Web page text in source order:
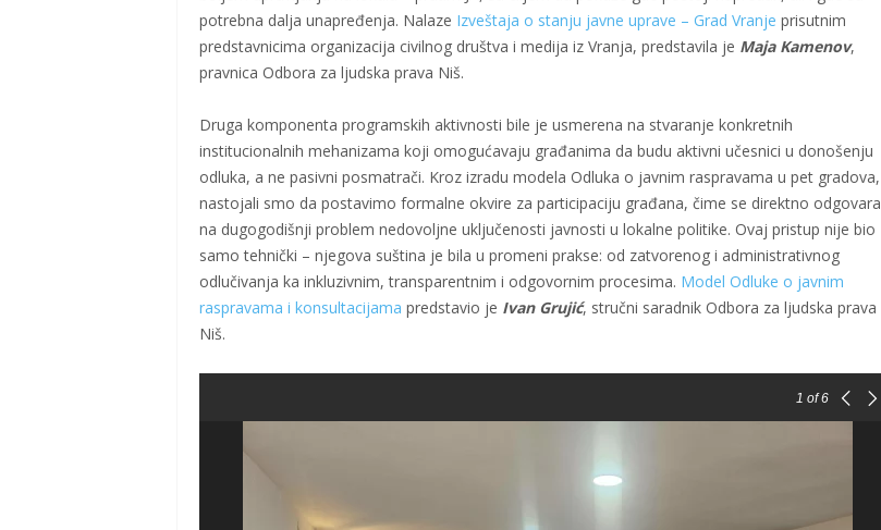
potrebna dalja unapređenja. Nalaze Izveštaja o stanju javne uprave – Grad Vranje prisutnim
predstavnicima organizacija civilnog društva i medija iz Vranja, predstavila je Maja Kamenov,
pravnica Odbora za ljudska prava Niš.
Druga komponenta programskih aktivnosti bile je usmerena na stvaranje konkretnih
institucionalnih mehanizama koji omogućavaju građanima da budu aktivni učesnici u donošenju
odluka, a ne pasivni posmatrači. Kroz izradu modela Odluka o javnim raspravama u pet gradova,
nastojali smo da postavimo formalne okvire za participaciju građana, čime se direktno odgovara
na dugogodišnji problem nedovoljne uključenosti javnosti u lokalne politike. Ovaj pristup nije bio
samo tehnički – njegova suština je bila u promeni prakse: od zatvorenog i administrativnog
odlučivanja ka inkluzivnim, transparentnim i odgovornim procesima. Model Odluke o javnim
raspravama i konsultacijama predstavio je Ivan Grujić, stručni saradnik Odbora za ljudska prava
Niš.
1 of 6